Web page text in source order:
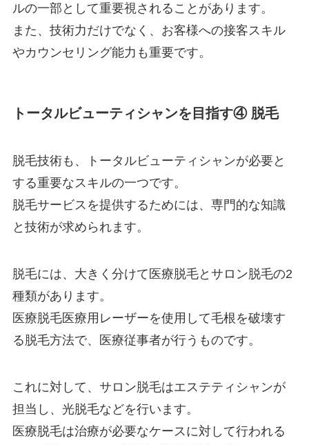
ルの一部として重要視されることがあります。
また、技術力だけでなく、お客様への接客スキル
やカウンセリング能力も重要です。
トータルビューティシャンを目指す④ 脱毛
脱毛技術も、トータルビューティシャンが必要と
する重要なスキルの一つです。
脱毛サービスを提供するためには、専門的な知識
と技術が求められます。
脱毛には、大きく分けて医療脱毛とサロン脱毛の2
種類があります。
医療脱毛医療用レーザーを使用して毛根を破壊す
る脱毛方法で、医療従事者が行うものです。
これに対して、サロン脱毛はエステティシャンが
担当し、光脱毛などを行います。
医療脱毛は治療が必要なケースに対して行われる